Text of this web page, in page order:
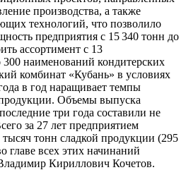
производства, а также
технологий, что позволило
предприятия с 15 340 тонн до
ассортимент с 13
наименований кондитерских
комбинат «Кубань» в условиях
в год наращивает темпы
Объемы выпуска
три года составили не
за 27 лет предприятием
тонн сладкой продукции (295
главе всех этих начинаний
Кириллович Кочетов.